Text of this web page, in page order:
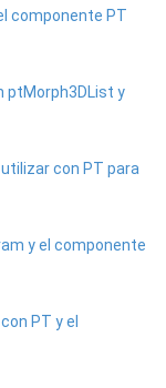
componente PT
ptMorph3DList y
con PT para
y el componente
PT y el